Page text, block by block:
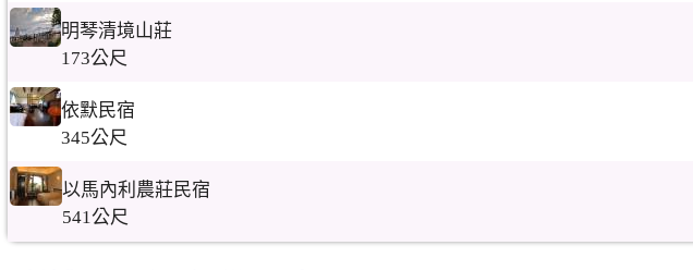
明琴清境山莊
173公尺
依默民宿
345公尺
以馬內利農莊民宿
541公尺